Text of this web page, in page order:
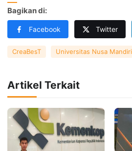
Bagikan di:
Facebook Twitter
CreaBesT Universitas Nusa Mandiri
Artikel Terkait